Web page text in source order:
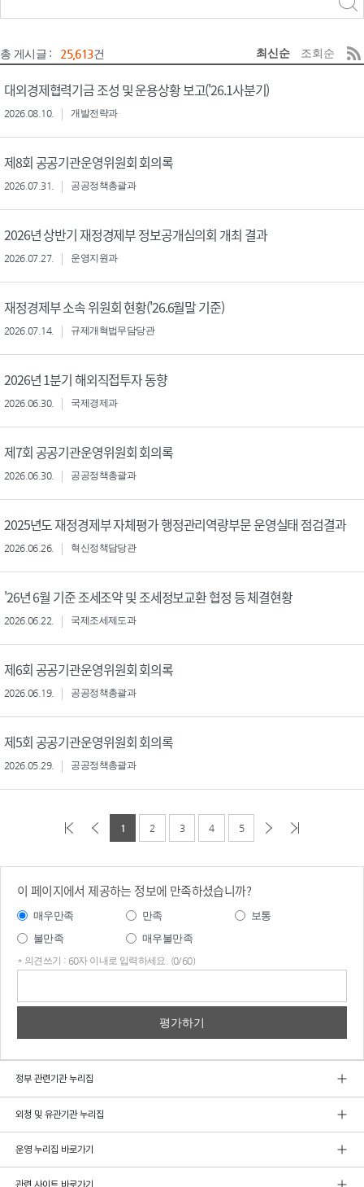
총 게시글 : 25,613건 최신순 조회순
대외경제협력기금 조성 및 운용상황 보고('26.1사분기)
2026.08.10. 개발전략과
제8회 공공기관운영위원회 회의록
2026.07.31. 공공정책총괄과
2026년 상반기 재정경제부 정보공개심의회 개최 결과
2026.07.27. 운영지원과
재정경제부 소속 위원회 현황('26.6월말 기준)
2026.07.14. 규제개혁법무담당관
2026년 1분기 해외직접투자 동향
2026.06.30. 국제경제과
제7회 공공기관운영위원회 회의록
2026.06.30. 공공정책총괄과
2025년도 재정경제부 자체평가 행정관리역량부문 운영실태 점검결과
2026.06.26. 혁신정책담당관
'26년 6월 기준 조세조약 및 조세정보교환 협정 등 체결현황
2026.06.22. 국제조세제도과
제6회 공공기관운영위원회 회의록
2026.06.19. 공공정책총괄과
제5회 공공기관운영위원회 회의록
2026.05.29. 공공정책총괄과
1 2 3 4 5
이 페이지에서 제공하는 정보에 만족하셨습니까?
매우만족 만족
보통
불만족
매우불만족
* 의견쓰기 : 60자 이내로 입력하세요. (0/60)
정부 관련기관 누리집
외청 및 유관기관 누리집
운영 누리집 바로가기
관련 사이트 바로가기